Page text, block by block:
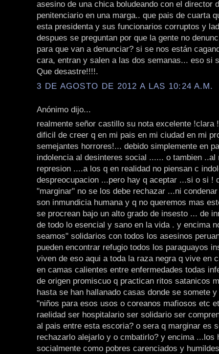
asesino de una chica boludeando con el director
penitenciario en una marga.. que pais de cuarta
esta presidenta y sus funcionarios corruptos y
despues se preguntan por que la gente no
para que van a denunciar? si se nos están
cara, entran y salen a las dos semanas... eso si
Que desastre!!!!.
3 DE AGOSTO DE 2012 A LAS 10:24 A.M.
Anónimo dijo...
realmente señor castillo su nota excelente !clara
dificil de creer q en mi pais en mi ciudad en mi
semejantes horrores!... debido simplemente en
indolencia al desinteres social ...... o tambien ..al
represion ....a los q en realidad no piensan c
despreocupacion ...pero hay q aceptar ...si o si !
"marginar" no se los debe rechazar ...ni
son inmundicia humana y q no queremos mas
se procrean bajo un alto grado de insesto ... de
de todo lo esencial y sano en la vida . y encima
seamos" solidarios con todos los asesinos
pueden encontrar refugio todos los paraguayos
viven de eso aqui a toda la raza negra q vive en
en camas calientes entre enfermedades todas
de origen promiscuo q practican ritos satanicos
hasta se han hallanado casas donde se somete
"niños para esos usos o coreanos mafiosos etc
raelidad ser hospitalario ser solidario ser
al pais entre esta escoria? o sera q marginar es
rechazarlo alejarlo y o cmbatirlo? y encima ...los
socialmente como pobres carenciados y